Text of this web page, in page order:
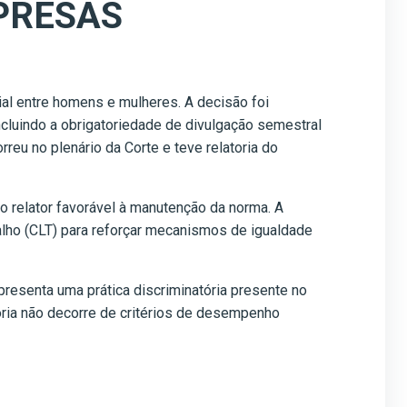
entre homens e mulheres. A decisão foi
a obrigatoriedade de divulgação semestral
no plenário da Corte e teve relatoria do
relator favorável à manutenção da norma. A
(CLT) para reforçar mecanismos de igualdade
uma prática discriminatória presente no
não decorre de critérios de desempenho